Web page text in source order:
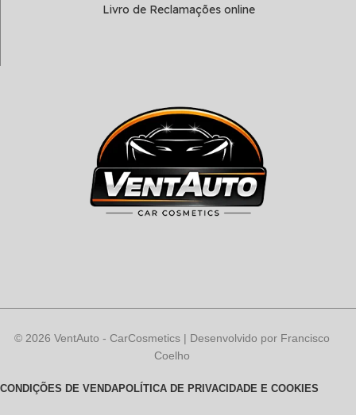
Livro de Reclamações online
© 2026 VentAuto - CarCosmetics | Desenvolvido por Francisco
Coelho
CONDIÇÕES DE VENDAPOLÍTICA DE PRIVACIDADE E COOKIES